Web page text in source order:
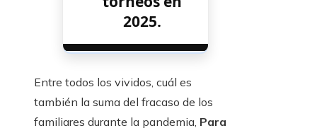
2025.
Entre todos los vividos, cuál es
también la suma del fracaso de los
familiares durante la pandemia, Para